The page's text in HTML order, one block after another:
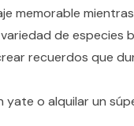
memorable
de especies
recuerdos que
yate o alquilar un